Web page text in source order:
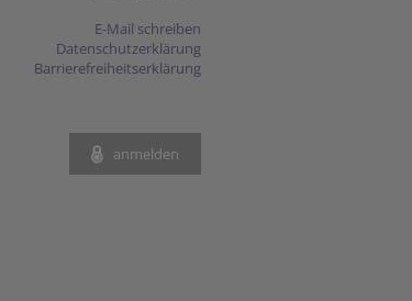
E-Mail schreiben
Datenschutzerklärung
Barrierefreiheitserklärung
anmelden